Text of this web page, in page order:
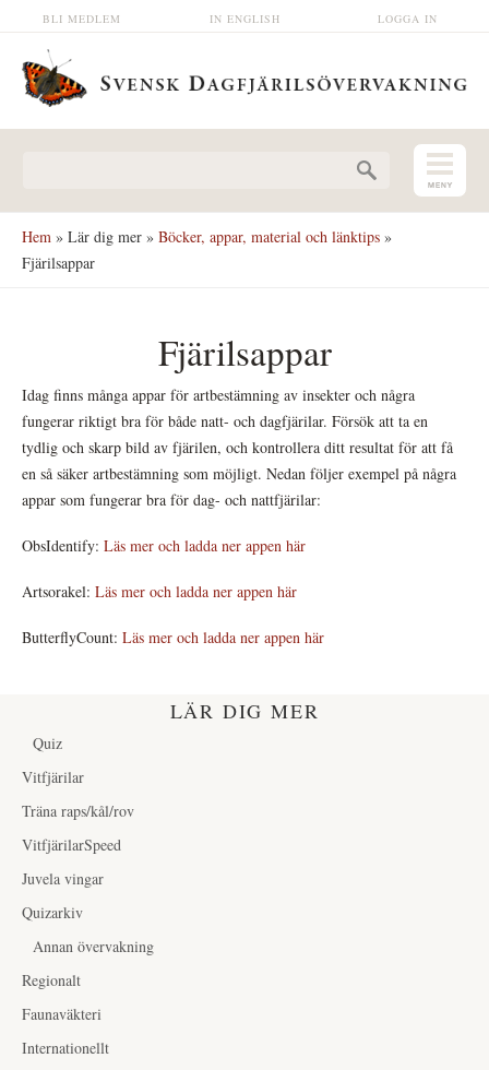
Hoppa till huvudinnehåll LOGGA IN
IN ENGLISH
BLI MEDLEM
Hem » Lär dig mer » Böcker, appar, material och länktips »
Fjärilsappar
Fjärilsappar
Idag finns många appar för artbestämning av insekter och några
fungerar riktigt bra för både natt- och dagfjärilar. Försök att ta en
tydlig och skarp bild av fjärilen, och kontrollera ditt resultat för att få
en så säker artbestämning som möjligt. Nedan följer exempel på några
appar som fungerar bra för dag- och nattfjärilar:
ObsIdentify: Läs mer och ladda ner appen här
Artsorakel: Läs mer och ladda ner appen här
ButterflyCount: Läs mer och ladda ner appen här
LÄR DIG MER
Quiz
Vitfjärilar
Träna raps/kål/rov
VitfjärilarSpeed
Juvela vingar
Quizarkiv
Annan övervakning
Regionalt
Faunaväkteri
Internationellt